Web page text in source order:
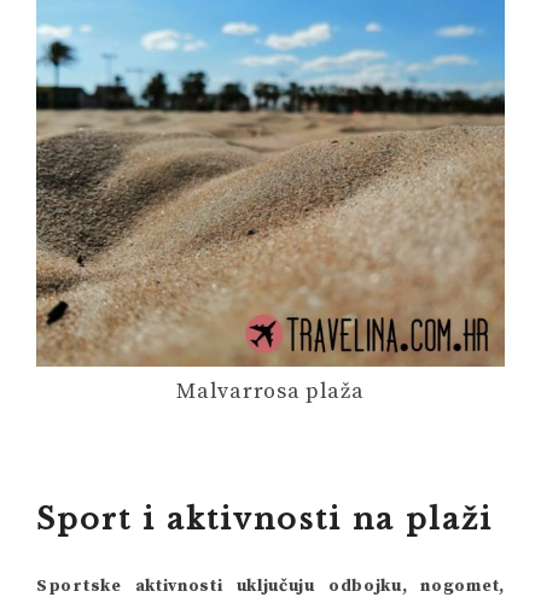
Malvarrosa plaža
Sport i aktivnosti na plaži
Sportske aktivnosti uključuju odbojku, nogomet,